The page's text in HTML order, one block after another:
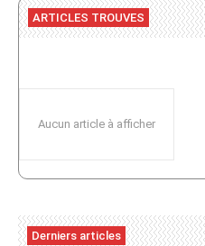
ARTICLES TROUVES
Aucun article à afficher
Derniers articles